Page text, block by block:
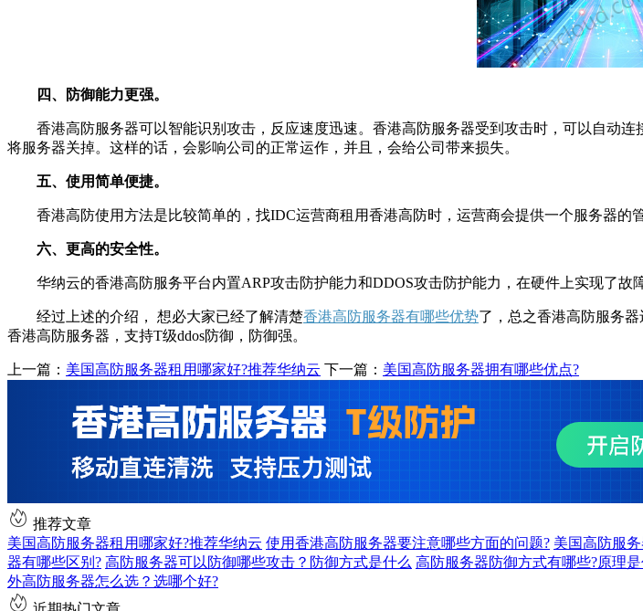
四、防御能力更强。
香港高防服务器可以智能识别攻击，反应速度迅速。香港高防服务器受到攻击时，可以自动连
将服务器关掉。这样的话，会影响公司的正常运作，并且，会给公司带来损失。
五、使用简单便捷。
香港高防使用方法是比较简单的，找IDC运营商租用香港高防时，运营商会提供一个服务器的
六、更高的安全性。
华纳云的香港高防服务平台内置ARP攻击防护能力和DDOS攻击防护能力，在硬件上实现了故
经过上述的介绍， 想必大家已经了解清楚香港高防服务器有哪些优势了，总之香港高防服务
香港高防服务器，支持T级ddos防御，防御强。
上一篇： 美国高防服务器租用哪家好?推荐华纳云 下一篇： 美国高防服务器拥有哪些优点?
推荐文章
美国高防服务器租用哪家好?推荐华纳云 使用香港高防服务器要注意哪些方面的问题? 美国高防服
器有哪些区别? 高防服务器可以防御哪些攻击？防御方式是什么 高防服务器防御方式有哪些?原理是
外高防服务器怎么选？选哪个好?